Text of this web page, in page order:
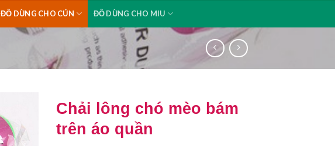
ĐỒ DÙNG CHO CÚN ĐỒ DÙNG CHO MIU
Add to
Wishlist
Chải lông chó mèo bám
trên áo quần